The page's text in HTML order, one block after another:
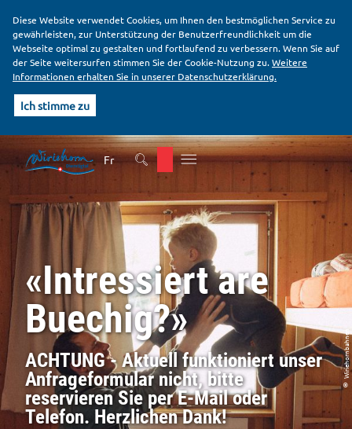
p
e
Diese Website verwendet Cookies, um Ihnen den bestmöglichen Service zu
gewährleisten, zur Unterstützung der Benutzerfreundlichkeit um die
Webseite optimal zu gestalten und fortlaufend zu verbessern. Wenn Sie auf
der Seite weitersurfen stimmen Sie der Cookie-Nutzung zu.Weitere
Informationen erhalten Sie in unserer Datenschutzerklärung.
Ich stimme zu
Fr
u
i
© Wiriehornbahnen
«Intressiert are
Buechig?»
ACHTUNG - Aktuell funktioniert unser
Anfrageformular nicht, bitte
reservieren Sie per E-Mail oder
Telefon. Herzlichen Dank!